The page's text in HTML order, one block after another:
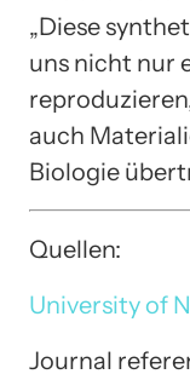
„Diese
uns nicht nur
auch
Biologie
Quellen:
University of
Journal